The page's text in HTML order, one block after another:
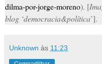
dilma-por-jorge-moreno). [
blog ‘democracia&política’].
Unknown às 11:23